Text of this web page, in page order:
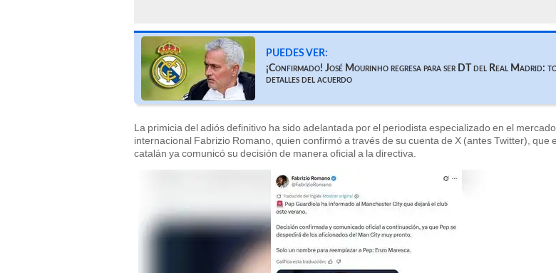
PUEDES VER:
¡Confirmado! José Mourinho regresa para ser DT del Real Madrid:
detalles del acuerdo
La primicia del adiós definitivo ha sido adelantada por el periodista especializado en el mercado
internacional Fabrizio Romano, quien confirmó a través de su cuenta de X (antes Twitter), que
catalán ya comunicó su decisión de manera oficial a la directiva.